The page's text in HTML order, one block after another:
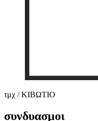
τμχ / ΚΙΒΩΤΙΟ
συνδυασμοι